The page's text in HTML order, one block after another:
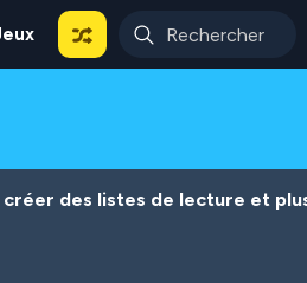
des listes de lecture et